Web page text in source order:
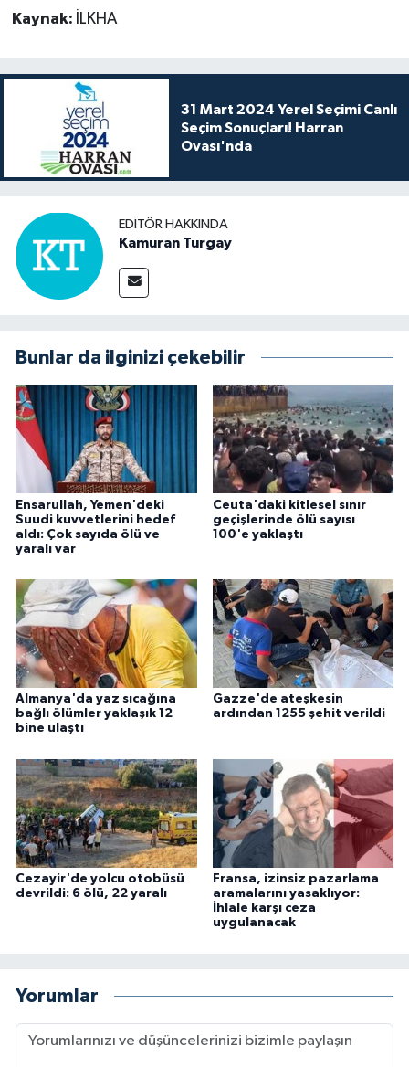
Kaynak: İLKHA
31 Mart 2024 Yerel Seçimi Canlı
Seçim Sonuçları! Harran
Ovası'nda
EDITÖR HAKKINDA
Kamuran Turgay
Bunlar da ilginizi çekebilir
Ensarullah, Yemen'deki
Suudi kuvvetlerini hedef
aldı: Çok sayıda ölü ve
yaralı var
Ceuta'daki kitlesel sınır
geçişlerinde ölü sayısı
100'e yaklaştı
Almanya'da yaz sıcağına
bağlı ölümler yaklaşık 12
bine ulaştı
Gazze'de ateşkesin
ardından 1255 şehit verildi
Cezayir'de yolcu otobüsü
devrildi: 6 ölü, 22 yaralı
Fransa, izinsiz pazarlama
aramalarını yasaklıyor:
İhlale karşı ceza
uygulanacak
Yorumlar